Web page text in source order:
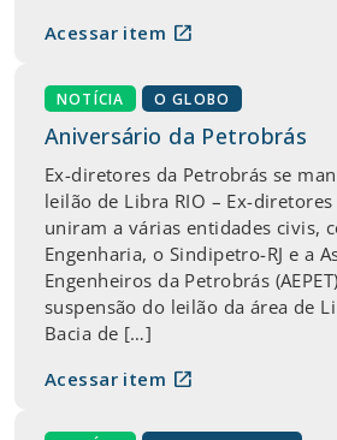
Acessar item open_in_new
NOTÍCIA O GLOBO
Aniversário da Petrobrás
Ex-diretores da Petrobrás se
leilão de Libra RIO – Ex-
uniram a várias entidades civis,
Engenharia, o Sindipetro-RJ e a
Engenheiros da Petrobrás
suspensão do leilão da área de
Bacia de […]
Acessar item open_in_new